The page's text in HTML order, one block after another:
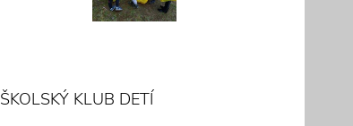
ŠKOLSKÝ KLUB DETÍ